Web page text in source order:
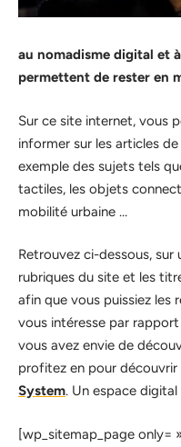
au nomadisme digital et
permettent de rester en
Sur ce site internet, vous
informer sur les articles
exemple des sujets tels
tactiles, les objets
mobilité urbaine …
Retrouvez ci-dessous, sur
rubriques du site et les
afin que vous puissiez les
vous intéresse par
vous avez envie de
profitez en pour découvrir
System. Un espace
[wp_sitemap_page only=